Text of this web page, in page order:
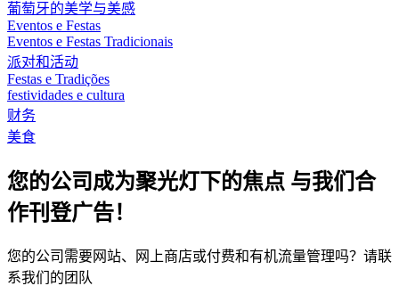
葡萄牙的美学与美感
Eventos e Festas
Eventos e Festas Tradicionais
派对和活动
Festas e Tradições
festividades e cultura
财务
美食
您的公司成为聚光灯下的焦点 与我们合
作刊登广告！
您的公司需要网站、网上商店或付费和有机流量管理吗？请联
系我们的团队